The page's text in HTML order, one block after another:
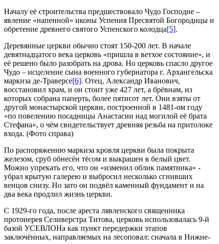
Началу её строительства предшествовало Чудо Господне –
явление «напенной» иконы Успения Пресвятой Богородицы и
обретение древнего святого Успенского колодца[5].
Деревянные церкви обычно стоят 150-200 лет. В начале
девятнадцатого века церковь «пришла в ветхое состояние», и
её решено было разобрать на дрова. Но церковь спасло другое
Чудо – исцеление сына военного губернатора г. Архангельска
маркиза де-Траверсе[6]. Отец, Александр Иванович,
восстановил храм, и он стоит уже 427 лет, а брёвнам, из
которых собрана паперть, более пятисот лет. Они взяты от
другой монастырской церкви, построенной в 1481-ом году
«по повелению посадницы Анастасии над могилой её брата
Стефана», о чём свидетельствует древняя резьба на притолоке
входа. (Фото справа)
По распоряжению маркиза кровля церкви была покрыта
железом, сруб обнесён тёсом и выкрашен в белый цвет.
Можно упрекать его, что он «изменил облик памятника» -
убрал крытую галерею и выбросил несколько сгнивших
венцов снизу. Но зато он подвёл каменный фундамент и на
два века продлил жизнь церкви.
С 1929-го года, после ареста лявленского священника
протоиерея Селиверстра Титова, церковь использовалась 9-й
базой УСЕВЛОНа как пункт передержки этапов
заключённых, направляемых на лесоповал: сначала в Нижне-